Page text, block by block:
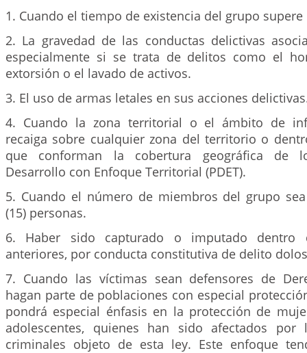
1. Cuando el tiempo de existencia del grupo supere
2. La gravedad de las conductas delictivas
especialmente si se trata de delitos como el
extorsión o el lavado de activos.
3. El uso de armas letales en sus acciones
4. Cuando la zona territorial o el ámbito de
recaiga sobre cualquier zona del territorio o
que conforman la cobertura geográfica de
Desarrollo con Enfoque Territorial (PDET).
5. Cuando el número de miembros del grupo
(15) personas.
6. Haber sido capturado o imputado
anteriores, por conducta constitutiva de delito
7. Cuando las víctimas sean defensores de
hagan parte de poblaciones con especial
pondrá especial énfasis en la protección de
adolescentes, quienes han sido afectados por
criminales objeto de esta ley. Este enfoque